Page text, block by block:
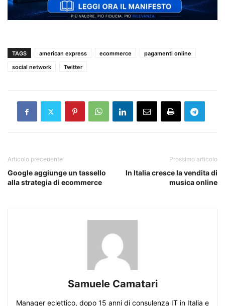
TAGS american express ecommerce
pagamenti online
social network
Twitter
Articolo precedente
Google aggiunge un tassello
alla strategia di ecommerce
Prossimo articolo
In Italia cresce la vendita di
musica online
Samuele Camatari
Manager eclettico, dopo 15 anni di consulenza IT in Italia e